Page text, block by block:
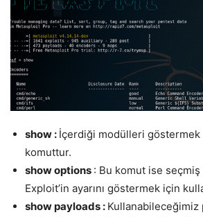
show : İçerdiği modülleri göstermek
komuttur.
show options : Bu komut ise
Exploit’in ayarını göstermek için
show payloads : Kullanabileceğimiz